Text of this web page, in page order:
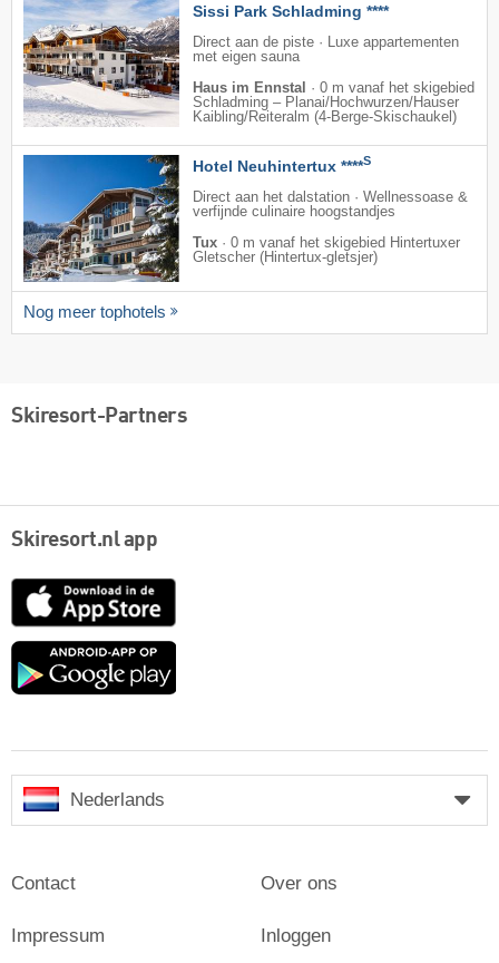
Sissi Park Schladming ****
Direct aan de piste · Luxe appartementen
met eigen sauna
Haus im Ennstal
· 0 m vanaf het skigebied
Schladming – Planai/​Hochwurzen/​Hauser
Kaibling/​Reiteralm (4-Berge-Skischaukel)
Hotel Neuhintertux ****S
Direct aan het dalstation · Wellnessoase &
verfijnde culinaire hoogstandjes
Tux · 0 m vanaf het skigebied Hintertuxer
Gletscher (Hintertux-gletsjer)
Nog meer tophotels
Skiresort-Partners
Skiresort.nl app
App
Google
Nederlands
Contact
Impressum
Over ons
Inloggen